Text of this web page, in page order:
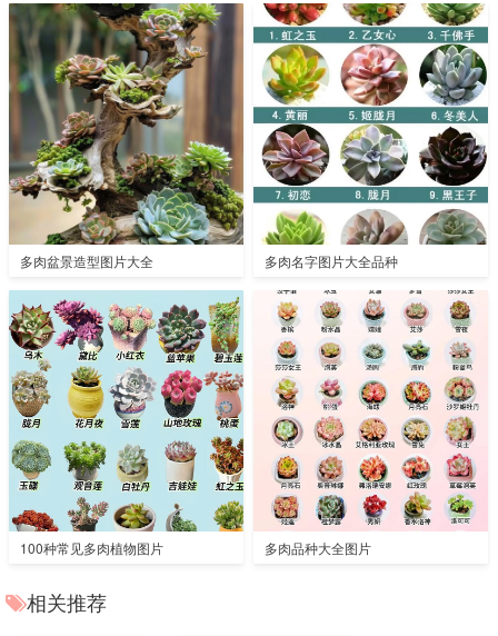
多肉盆景造型图片大全 多肉名字图片大全品种
100种常见多肉植物图片 多肉品种大全图片
相关推荐